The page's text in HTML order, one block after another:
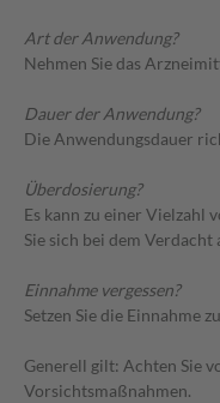
Art der Anwendung?
Nehmen Sie das
Dauer der Anwendung?
Die Anwendungsdauer
Überdosierung?
Es kann zu einer Vielzahl
Sie sich bei dem
Einnahme vergessen?
Setzen Sie die Einnahme
Generell gilt: Achten Sie
Vorsichtsmaßnahmen.